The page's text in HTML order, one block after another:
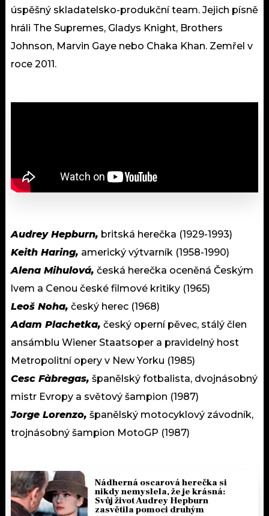
úspěšný skladatelsko-produkční team. Jejich písně
hráli The Supremes, Gladys Knight, Brothers
Johnson, Marvin Gaye nebo Chaka Khan. Zemřel v
roce 2011.
Audrey Hepburn, britská herečka (1929-1993)
Keith Haring, americký výtvarník (1958-1990)
Alena Mihulová, česká herečka oceněná Českým
lvem a Cenou české filmové kritiky (1965)
Leoš Noha, český herec (1968)
Adam Plachetka, český operní pěvec, stálý člen
ansámblu Wiener Staatsoper a pravidelný host
Metropolitní opery v New Yorku (1985)
Cesc Fàbregas, španělský fotbalista, dvojnásobný
mistr Evropy a světový šampion (1987)
Jorge Lorenzo, španělský motocyklový závodník,
trojnásobný šampion MotoGP (1987)
Nádherná oscarová herečka si
nikdy nemyslela, že je krásná:
Svůj život Audrey Hepburn
zasvětila pomoci druhým